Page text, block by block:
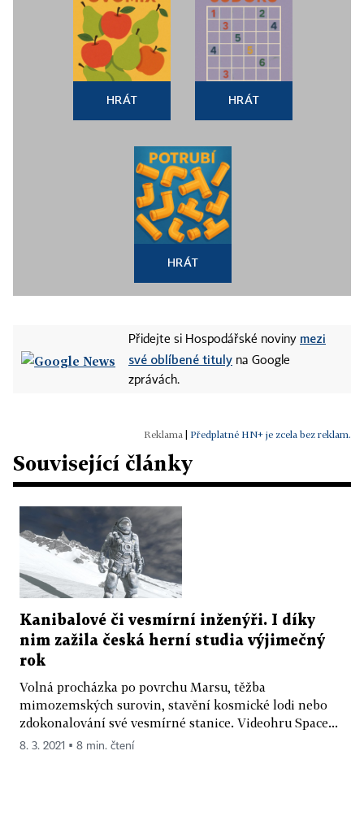
HRÁT HRÁT
HRÁT
Přidejte si Hospodářské noviny mezi
své oblíbené tituly na Google
zprávách.
Předplatné HN+ je zcela bez reklam.
Související články
Kanibalové či vesmírní inženýři. I díky
nim zažila česká herní studia výjimečný
rok
Volná procházka po povrchu Marsu, těžba
mimozemských surovin, stavění kosmické lodi nebo
zdokonalování své vesmírné stanice. Videohru Space...
8. 3. 2021 ▪ 8 min. čtení